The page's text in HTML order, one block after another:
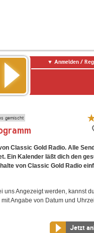
Anmelden /
gemischt
Classic Gold Radio. Alle
Ein Kalender läßt dich den
von Classic Gold Radio
uns Angezeigt werden, kannst
Angabe von Datum und
Jetzt